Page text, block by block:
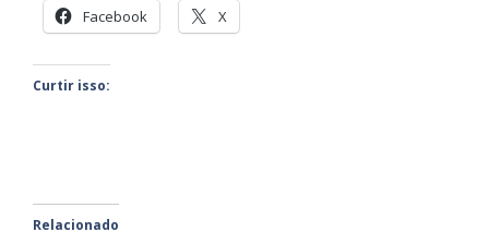
Facebook X
Curtir isso:
Relacionado